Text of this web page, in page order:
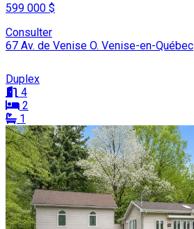
599 000 $
Consulter
67 Av. de Venise O. Venise-en-Québec
Duplex
4
2
1